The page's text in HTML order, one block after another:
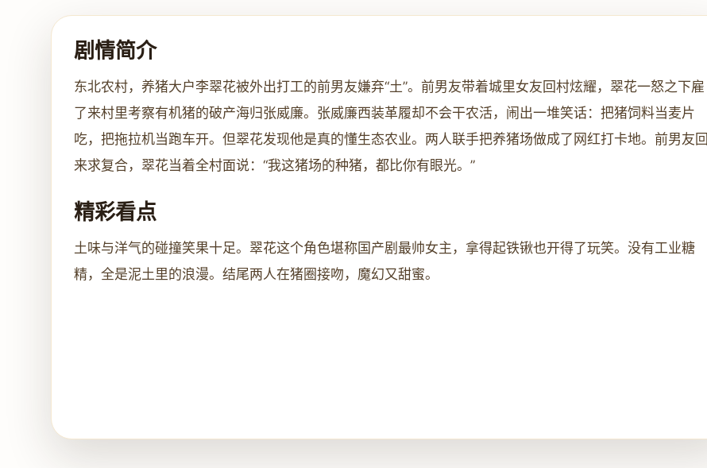
剧情简介
东北农村，养猪大户李翠花被外出打工的前男友嫌弃“土”。前男友带着城里女友回村炫耀，翠花一怒之下雇
了来村里考察有机猪的破产海归张威廉。张威廉西装革履却不会干农活，闹出一堆笑话：把猪饲料当麦片
吃，把拖拉机当跑车开。但翠花发现他是真的懂生态农业。两人联手把养猪场做成了网红打卡地。前男友回
来求复合，翠花当着全村面说：“我这猪场的种猪，都比你有眼光。”
精彩看点
土味与洋气的碰撞笑果十足。翠花这个角色堪称国产剧最帅女主，拿得起铁锹也开得了玩笑。没有工业糖
精，全是泥土里的浪漫。结尾两人在猪圈接吻，魔幻又甜蜜。